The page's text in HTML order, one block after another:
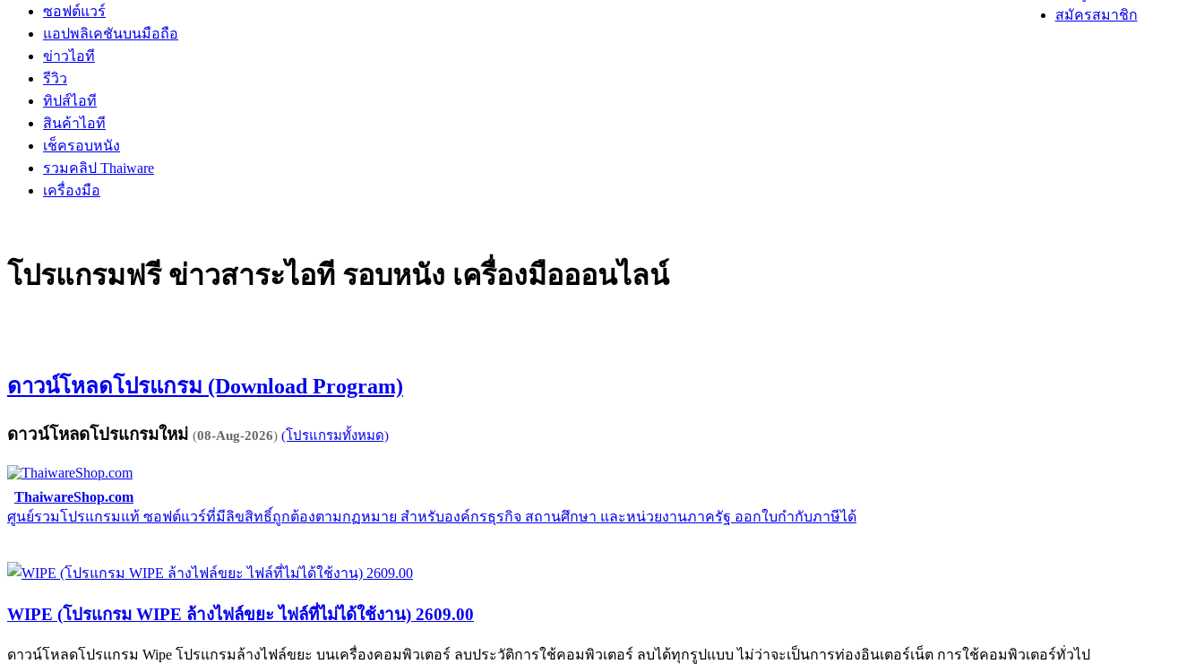
สมัครสมาชิก
ซอฟต์แวร์
แอปพลิเคชันบนมือถือ
ข่าวไอที
รีวิว
ทิปส์ไอที
สินค้าไอที
เช็ครอบหนัง
รวมคลิป Thaiware
เครื่องมือ
โปรแกรมฟรี ข่าวสาระไอที รอบหนัง เครื่องมือออนไลน์
ดาวน์โหลดโปรแกรม (Download Program)
ดาวน์โหลดโปรแกรมใหม่ (08-Aug-2026) (โปรแกรมทั้งหมด)
ThaiwareShop.com
ศูนย์รวมโปรแกรมแท้ ซอฟต์แวร์ที่มีลิขสิทธิ์ถูกต้องตามกฏหมาย สำหรับองค์กรธุรกิจ สถานศึกษา และหน่วยงานภาครัฐ ออกใบกำกับภาษีได้
WIPE (โปรแกรม WIPE ล้างไฟล์ขยะ ไฟล์ที่ไม่ได้ใช้งาน) 2609.00
ดาวน์โหลดโปรแกรม Wipe โปรแกรมล้างไฟล์ขยะ บนเครื่องคอมพิวเตอร์ ลบประวัติการใช้คอมพิวเตอร์ ลบได้ทุกรูปแบบ ไม่ว่าจะเป็นการท่องอินเตอร์เน็ต การใช้คอมพิวเตอร์ทั่วไป